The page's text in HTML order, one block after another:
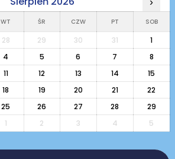
WT ŚR CZW PT SOB
28 29 30 31
1
4 5 6 7
8
11 12 13 14
15
18 19 20 21
22
25 26 27 28
29
1 2 3 4 5